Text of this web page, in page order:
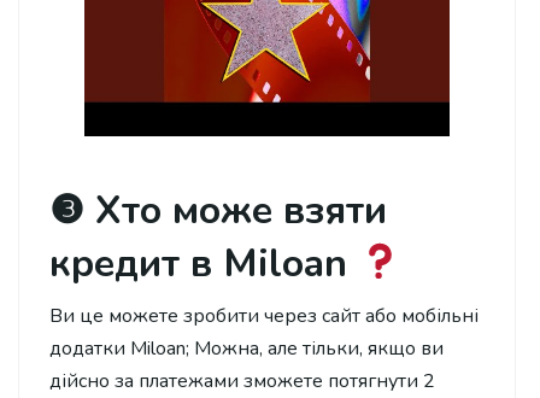
❸ Хто може взяти
кредит в Miloan
Ви це можете зробити через сайт або мобільні
додатки Miloan; Можна, але тільки, якщо ви
дійсно за платежами зможете потягнути 2